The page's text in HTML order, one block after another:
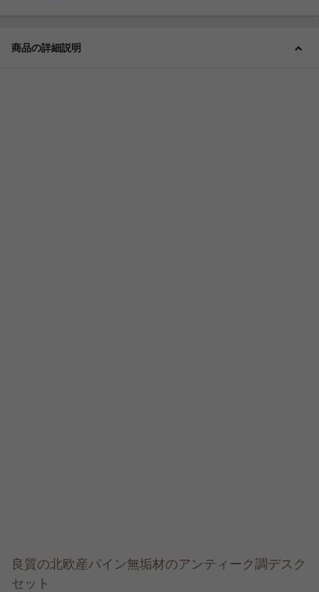
商品の詳細説明
良質の北欧産パイン無垢材のアンティーク調デスク
セット